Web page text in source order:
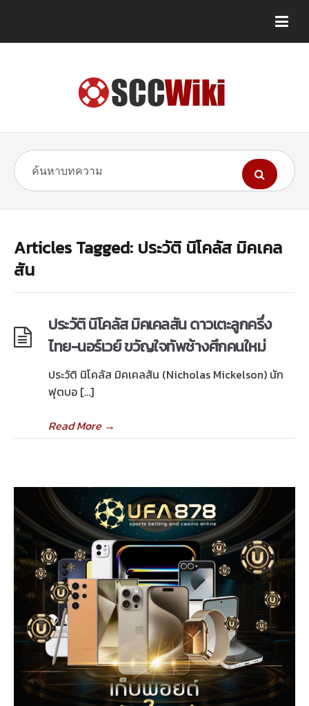
Articles Tagged: ประวัติ นิโคลัส มิคเคล
สัน
ประวัติ นิโคลัส มิคเคลสัน ดาวเตะลูกครึ่ง
ไทย-นอร์เวย์ ขวัญใจทัพช้างศึกคนใหม่
ประวัติ นิโคลัส มิคเคลสัน (Nicholas Mickelson) นัก
ฟุตบอ […]
Read More→